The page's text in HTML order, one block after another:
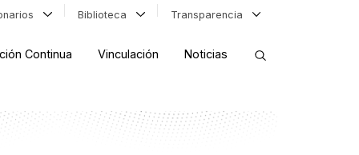
Biblioteca Transparencia
Continua Vinculación Noticias